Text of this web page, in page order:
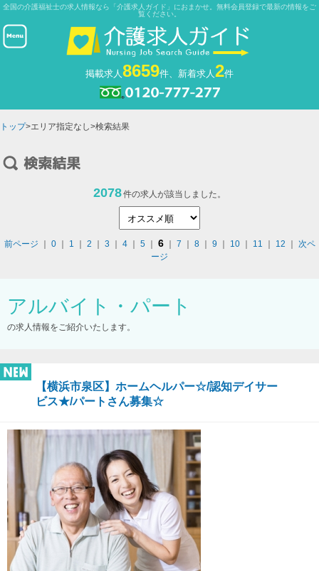
全国の介護福祉士の求人情報なら「介護求人ガイド」におまかせ。無料会員登録で最新の情報をご
覧ください。
掲載求人8659件、新着求人2件
トップ>エリア指定なし>検索結果
2078件の求人が該当しました。
前ページ 0｜ 1 2 3 4｜ 5｜ 6｜ 7 8｜ 9 10｜ 11 12
次ペ
ージ
アルバイト・パート
の求人情報をご紹介いたします。
【横浜市泉区】ホームヘルパー☆/認知デイサー
ビス★/パートさん募集☆